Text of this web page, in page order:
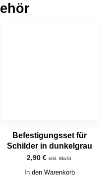
Befestigungsset für
Schilder in dunkelgrau
2,90 € inkl. MwSt.
In den Warenkorb